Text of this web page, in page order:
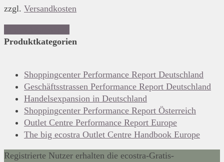
zzgl. Versandkosten
Produktkategorien
Shoppingcenter Performance Report Deutschland
Geschäftsstrassen Performance Report Deutschland
Handelsexpansion in Deutschland
Shoppingcenter Performance Report Österreich
Outlet Centre Performance Report Europe
The big ecostra Outlet Centre Handbook Europe
Registrierte Nutzer erhalten die ecostra-Gratis-